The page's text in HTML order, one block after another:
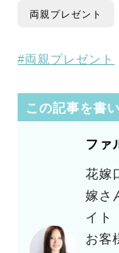
両親プレゼント
両親プレゼント
この記事を書
ファ
花嫁
嫁さ
イト
お客